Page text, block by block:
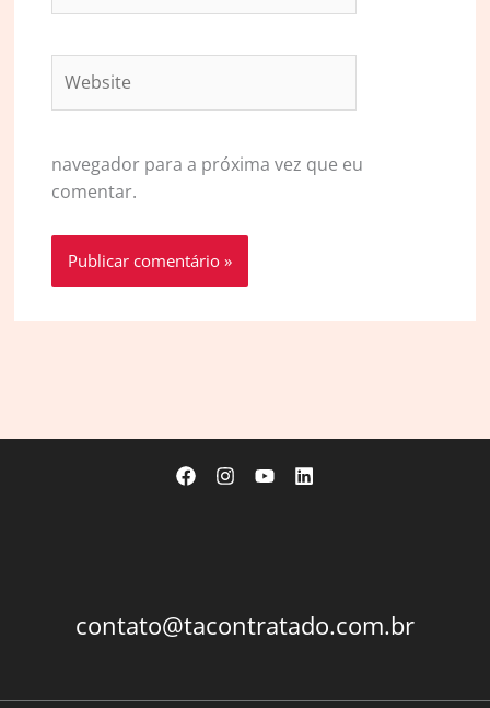
navegador para a próxima vez que eu
comentar.
contato@tacontratado.com.br